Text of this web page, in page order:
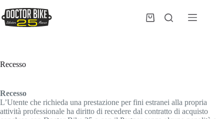
al
contenuto
Carrello
Recesso
Recesso
L’Utente che richieda una prestazione per fini estranei alla propria
attività professionale ha diritto di recedere dal contratto di acquisto